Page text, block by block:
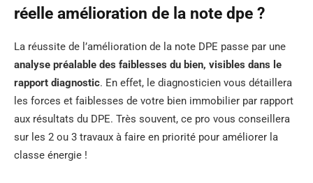
réelle amélioration de la note dpe ?
La réussite de l’amélioration de la note DPE passe par une
analyse préalable des faiblesses du bien, visibles dans le
rapport diagnostic. En effet, le diagnosticien vous détaillera
les forces et faiblesses de votre bien immobilier par rapport
aux résultats du DPE. Très souvent, ce pro vous conseillera
sur les 2 ou 3 travaux à faire en priorité pour améliorer la
classe énergie !